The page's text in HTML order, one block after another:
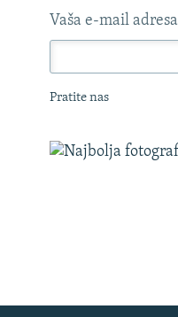
Vaša e-mail adresa
Pratite nas